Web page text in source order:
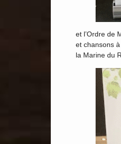
et l’Ordre de
et chansons
la Marine du